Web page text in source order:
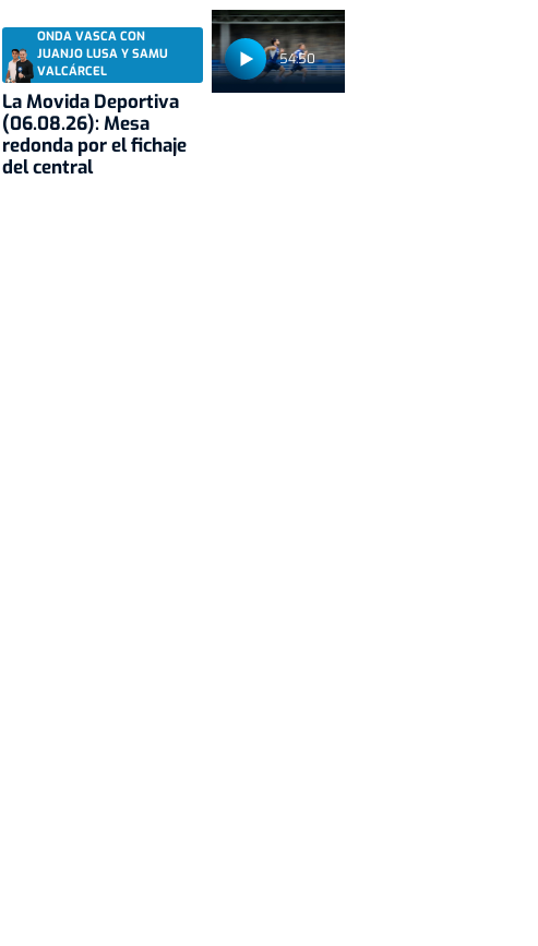
54:50
ONDA VASCA CON
JUANJO LUSA Y SAMU
VALCÁRCEL
La Movida Deportiva
(06.08.26): Mesa
redonda por el fichaje
del central